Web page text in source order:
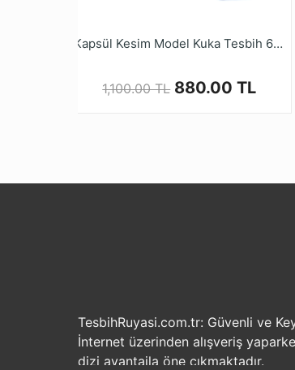
Kapsül Kesim Model Kuka Tesbih 6x10mm
1,100.00 TL 880.00 TL
TesbihRuyasi.com.tr: Güvenli ve
İnternet üzerinden alışveriş
dizi avantajla öne çıkmaktadır.